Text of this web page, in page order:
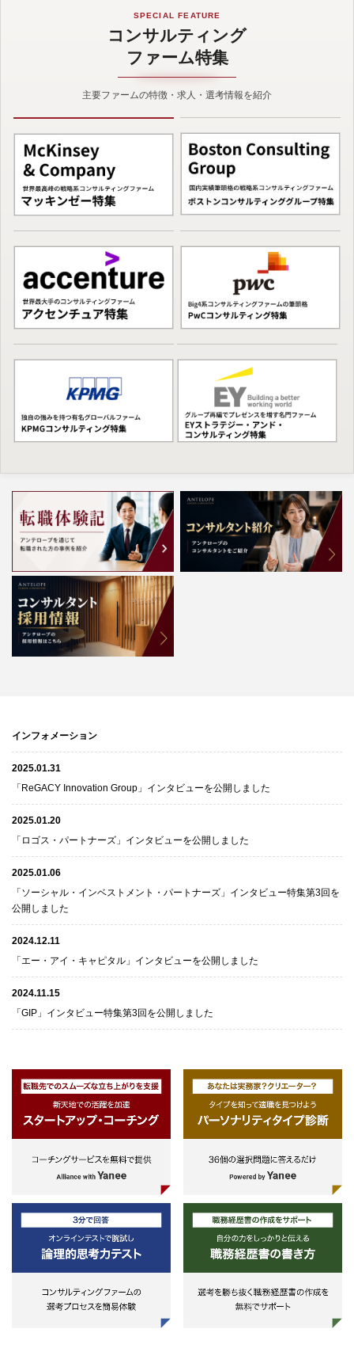
SPECIAL FEATURE
コンサルティング
ファーム特集
主要ファームの特徴・求人・選考情報を紹介
インフォメーション
2025.01.31
「ReGACY Innovation Group」インタビューを公開しました
2025.01.20
「ロゴス・パートナーズ」インタビューを公開しました
2025.01.06
「ソーシャル・インベストメント・パートナーズ」インタビュー特集第3回を
公開しました
2024.12.11
「エー・アイ・キャピタル」インタビューを公開しました
2024.11.15
「GIP」インタビュー特集第3回を公開しました